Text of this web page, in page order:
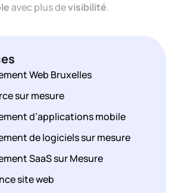
avec plus devisibilité.
Web Bruxelles
sur mesure
d’applications mobile
de logiciels sur mesure
SaaS sur Mesure
site web